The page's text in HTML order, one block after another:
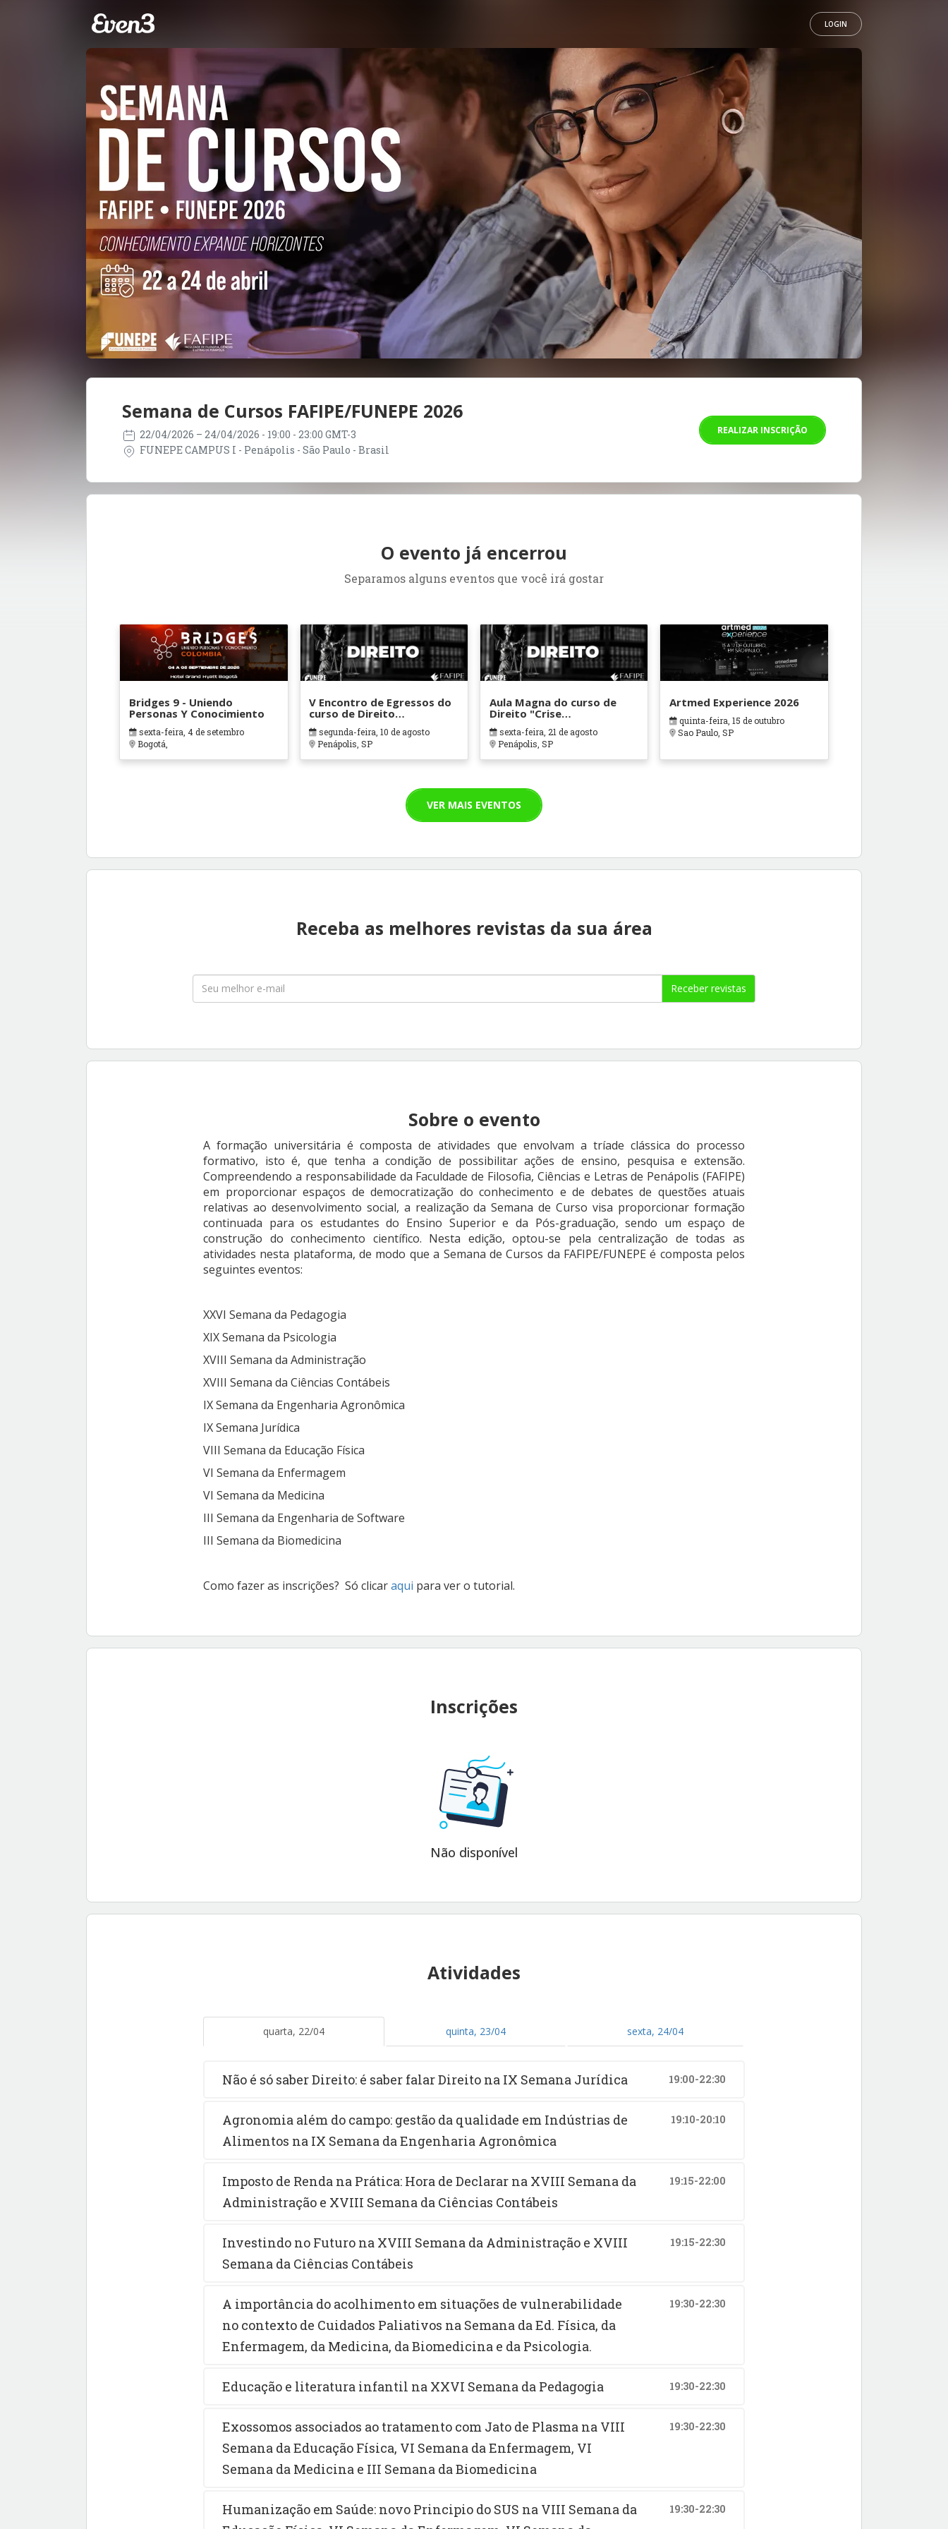
LOGIN
Semana de Cursos FAFIPE/FUNEPE 2026
22/04/2026 – 24/04/2026 - 19:00 - 23:00 GMT-3
FUNEPE CAMPUS I - Penápolis - São Paulo - Brasil
REALIZAR INSCRIÇÃO
O evento já encerrou
Separamos alguns eventos que você irá gostar
Bridges 9 - Uniendo
Personas Y Conocimiento
sexta-feira, 4 de setembro
Bogotá,
V Encontro de Egressos do
curso de Direito
(FAFIPE/FUNEPE)
segunda-feira, 10 de agosto
Penápolis, SP
Aula Magna do curso de
Direito "Crise
constitucional na sociedade
contemporânea".
sexta-feira, 21 de agosto
Penápolis, SP
Artmed Experience 2026
quinta-feira, 15 de outubro
Sao Paulo, SP
VER MAIS EVENTOS
Receba as melhores revistas da sua área
Receber revistas
Sobre o evento
A formação universitária é composta de atividades que envolvam a tríade clássica do processo
formativo, isto é, que tenha a condição de possibilitar ações de ensino, pesquisa e extensão.
Compreendendo a responsabilidade da Faculdade de Filosofia, Ciências e Letras de Penápolis (FAFIPE)
em proporcionar espaços de democratização do conhecimento e de debates de questões atuais
relativas ao desenvolvimento social, a realização da Semana de Curso visa proporcionar formação
continuada para os estudantes do Ensino Superior e da Pós-graduação, sendo um espaço de
construção do conhecimento científico. Nesta edição, optou-se pela centralização de todas as
atividades nesta plataforma, de modo que a Semana de Cursos da FAFIPE/FUNEPE é composta pelos
seguintes eventos:
XXVI Semana da Pedagogia
XIX Semana da Psicologia
XVIII Semana da Administração
XVIII Semana da Ciências Contábeis
IX Semana da Engenharia Agronômica
IX Semana Jurídica
VIII Semana da Educação Física
VI Semana da Enfermagem
VI Semana da Medicina
III Semana da Engenharia de Software
III Semana da Biomedicina
Como fazer as inscrições? Só clicaraqui para ver o tutorial.
Inscrições
Não disponível
Atividades
quarta, 22/04 quinta, 23/04 sexta, 24/04
Não é só saber Direito: é saber falar Direito na IX Semana Jurídica 19:00-22:30
Agronomia além do campo: gestão da qualidade em Indústrias de
Alimentos na IX Semana da Engenharia Agronômica
19:10-20:10
Imposto de Renda na Prática: Hora de Declarar na XVIII Semana da
Administração e XVIII Semana da Ciências Contábeis
19:15-22:00
Investindo no Futuro na XVIII Semana da Administração e XVIII
Semana da Ciências Contábeis
19:15-22:30
A importância do acolhimento em situações de vulnerabilidade
no contexto de Cuidados Paliativos na Semana da Ed. Física, da
Enfermagem, da Medicina, da Biomedicina e da Psicologia.
19:30-22:30
Educação e literatura infantil na XXVI Semana da Pedagogia 19:30-22:30
Exossomos associados ao tratamento com Jato de Plasma na VIII
Semana da Educação Física, VI Semana da Enfermagem, VI
Semana da Medicina e III Semana da Biomedicina
19:30-22:30
Humanização em Saúde: novo Principio do SUS na VIII Semana da
19:30-22:30